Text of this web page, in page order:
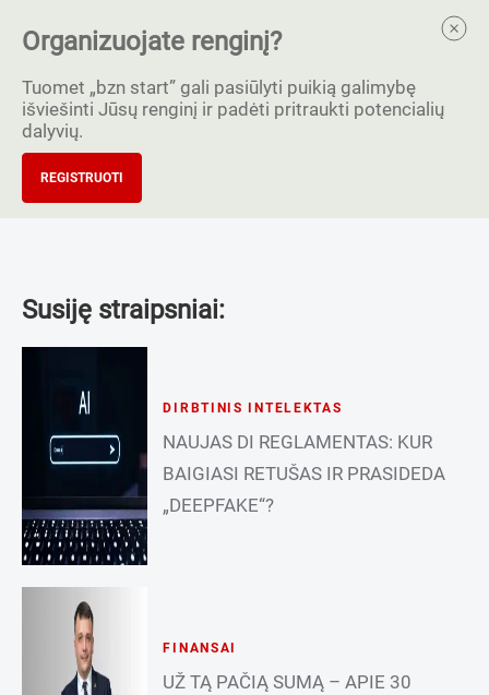
Organizuojate renginį?
Tuomet „bzn start” gali pasiūlyti puikią galimybę
išviešinti Jūsų renginį ir padėti pritraukti potencialių
dalyvių.
REGISTRUOTI
Susiję straipsniai:
DIRBTINIS INTELEKTAS
NAUJAS DI REGLAMENTAS: KUR
BAIGIASI RETUŠAS IR PRASIDEDA
„DEEPFAKE“?
FINANSAI
UŽ TĄ PAČIĄ SUMĄ – APIE 30